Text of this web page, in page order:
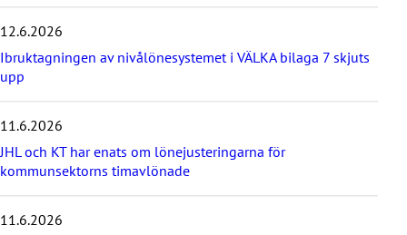
n
a
s
e
n
y
h
e
t
e
12.6.2026
Ibruktagningen av nivålönesystemet i VÄLKA bilaga 7 skjuts
upp
11.6.2026
JHL och KT har enats om lönejusteringarna för
kommunsektorns timavlönade
11.6.2026